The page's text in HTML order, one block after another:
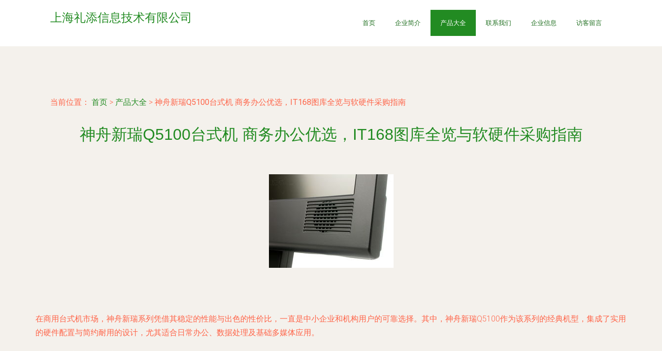
上海礼添信息技术有限公司 首页 企业简介 产品大全 联系我们 企业信息 访客留言
当前位置： 首页 > 产品大全 > 神舟新瑞Q5100台式机 商务办公优选，IT168图库全览与软硬件采购指南
神舟新瑞Q5100台式机 商务办公优选，IT168图库全览与软硬件采购指南
在商用台式机市场，神舟新瑞系列凭借其稳定的性能与出色的性价比，一直是中小企业和机构用户的可靠选择。其中，神舟新瑞Q5100作为该系列的经典机型，集成了实用
的硬件配置与简约耐用的设计，尤其适合日常办公、数据处理及基础多媒体应用。